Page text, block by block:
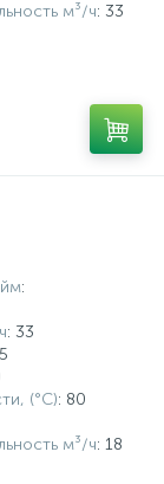
м³/ч: 33
:
: 33
(°С): 80
м³/ч: 18